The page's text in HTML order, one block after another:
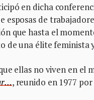
en dicha
esposas de
que hasta el
de una élite feminista
ellas no viven en el
, reunido en 1977